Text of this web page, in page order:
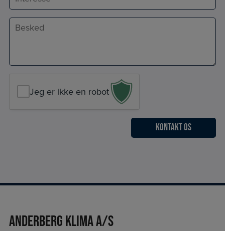
Besked
Jeg er ikke en robot
Anderberg Klima A/S